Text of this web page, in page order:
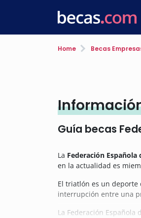
Home Becas
Guía becas
La Federación Española
en la actualidad es
El triatlón es un deporte
interrupción entre una
La Federación